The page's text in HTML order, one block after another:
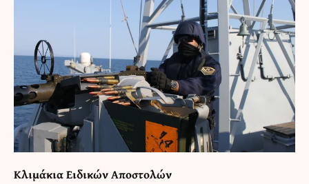
Κλιμάκια Ειδικών Αποστολών